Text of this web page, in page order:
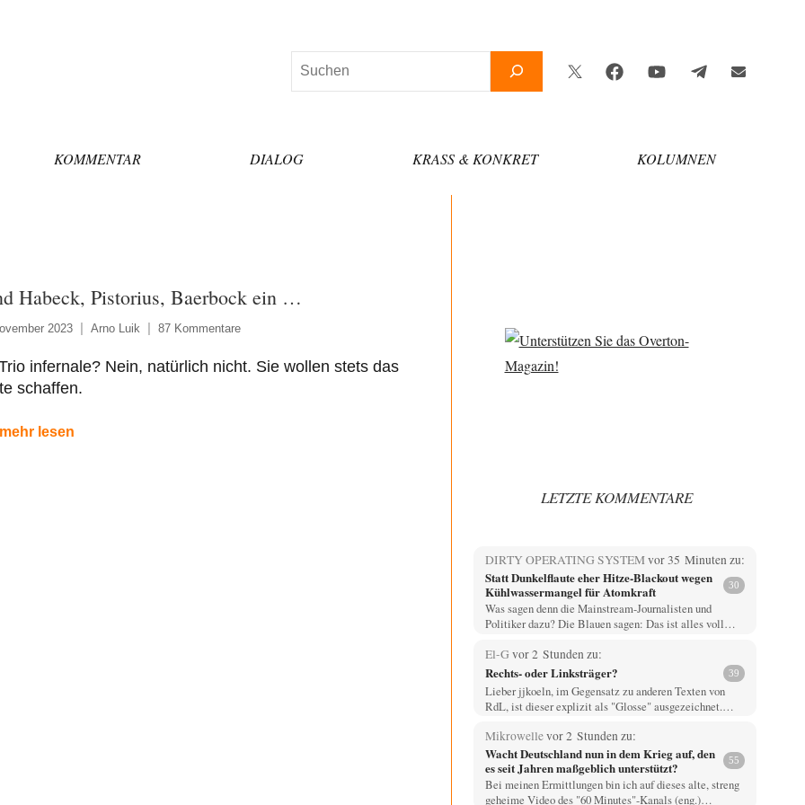
Suchen
Twitter
FacebookYouTubeTelegramNewsletter
KOMMENTAR DIALOG KRASS & KONKRET KOLUMNEN
Habeck, Pistorius, Baerbock ein …
2023 Arno Luik 87 Kommentare
infernale? Nein, natürlich nicht. Sie wollen stets das
schaffen.
lesen
LETZTE KOMMENTARE
DIRTY OPERATING SYSTEMvor 35 Minuten zu:
Statt Dunkelflaute eher Hitze-Blackout wegen
Kühlwassermangel für Atomkraft
30
Was sagen denn die Mainstream-Journalisten und
Politiker dazu? Die Blauen sagen: Das ist alles voll…
El-Gvor 2 Stunden zu:
Rechts- oder Linksträger? 39
Lieber jjkoeln, im Gegensatz zu anderen Texten von
RdL, ist dieser explizit als "Glosse" ausgezeichnet.…
Mikrowellevor 2 Stunden zu:
Wacht Deutschland nun in dem Krieg auf, den
es seit Jahren maßgeblich unterstützt?
55
Bei meinen Ermittlungen bin ich auf dieses alte, streng
geheime Video des "60 Minutes"-Kanals (eng.)…